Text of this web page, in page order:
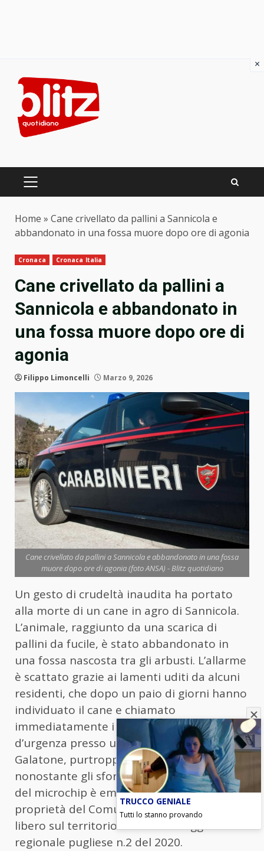
content
PRIMARY
Home » Cane crivellato da pallini a Sannicola e
abbandonato in una fossa muore dopo ore di agonia
Cronaca Cronaca Italia
Cane crivellato da pallini a
Sannicola e abbandonato in
una fossa muore dopo ore di
agonia
Filippo Limoncelli Marzo 9, 2026
Cane crivellato da pallini a Sannicola e abbandonato in una fossa
muore dopo ore di agonia (foto ANSA) - Blitz quotidiano
Un gesto di crudeltà inaudita ha portato
alla morte di un cane in agro di Sannicola.
L’animale, raggiunto da una scarica di
pallini da fucile, è stato abbandonato in
una fossa nascosta tra gli arbusti. L’allarme
è scattato grazie ai lamenti uditi da alcuni
residenti, che dopo un paio di giorni hanno
individuato il cane e chiamato
immediatamente i soccorsi. Trasportato
d’urgenza presso una clinica veterinaria di
Galatone, purtroppo il cane è deceduto
nonostante gli sforzi dei medici. Dall’esame
del microchip è emerso che era di
proprietà del Comune di Nardò e viveva
libero sul territorio secondo la legge
regionale pugliese n.2 del 2020.
×
TRUCCO GENIALE
Tutti lo stanno provando